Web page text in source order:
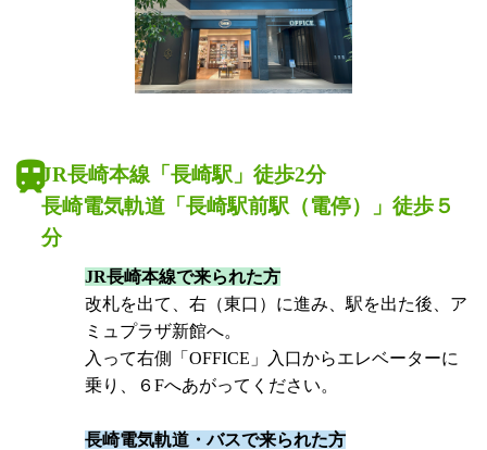
JR長崎本線「長崎駅」徒歩2分
長崎電気軌道「長崎駅前駅（電停）」徒歩５
分
JR長崎本線で来られた方
改札を出て、右（東口）に進み、駅を出た後、ア
ミュプラザ新館へ。
入って右側「OFFICE」入口からエレベーターに
乗り、６Fへあがってください。
長崎電気軌道・バスで来られた方